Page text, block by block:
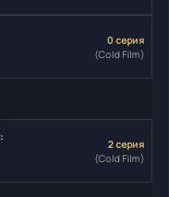
0 серия
(Cold Film)
2 серия
(Cold Film)